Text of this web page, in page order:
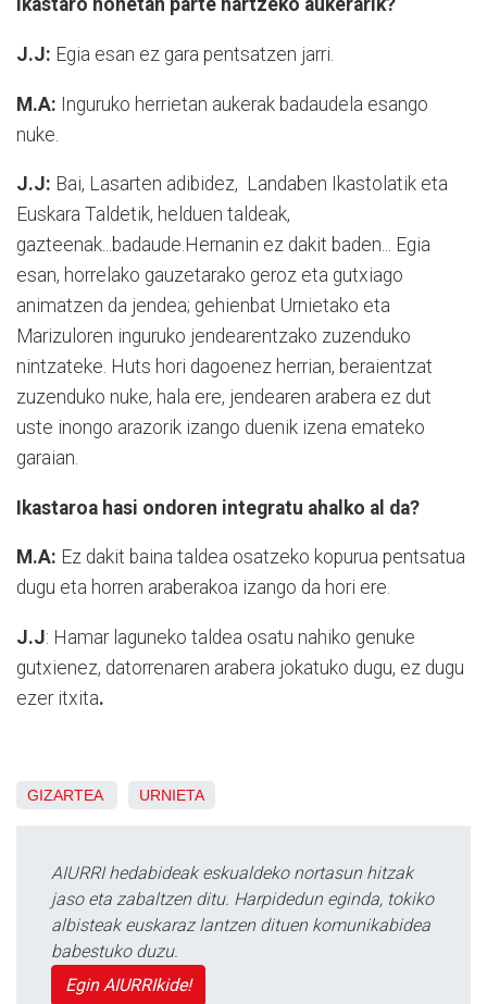
ikastaro honetan parte hartzeko aukerarik?
J.J: Egia esan ez gara pentsatzen jarri.
M.A: Inguruko herrietan aukerak badaudela esango
nuke.
J.J: Bai, Lasarten adibidez, Landaben Ikastolatik eta
Euskara Taldetik, helduen taldeak,
gazteenak...badaude.Hernanin ez dakit baden... Egia
esan, horrelako gauzetarako geroz eta gutxiago
animatzen da jendea; gehienbat Urnietako eta
Marizuloren inguruko jendearentzako zuzenduko
nintzateke. Huts hori dagoenez herrian, beraientzat
zuzenduko nuke, hala ere, jendearen arabera ez dut
uste inongo arazorik izango duenik izena emateko
garaian.
Ikastaroa hasi ondoren integratu ahalko al da?
M.A: Ez dakit baina taldea osatzeko kopurua pentsatua
dugu eta horren araberakoa izango da hori ere.
J.J: Hamar laguneko taldea osatu nahiko genuke
gutxienez, datorrenaren arabera jokatuko dugu, ez dugu
ezer itxita.
GIZARTEA URNIETA
AIURRI hedabideak eskualdeko nortasun hitzak
jaso eta zabaltzen ditu. Harpidedun eginda, tokiko
albisteak euskaraz lantzen dituen komunikabidea
babestuko duzu.
Egin AIURRIkide!